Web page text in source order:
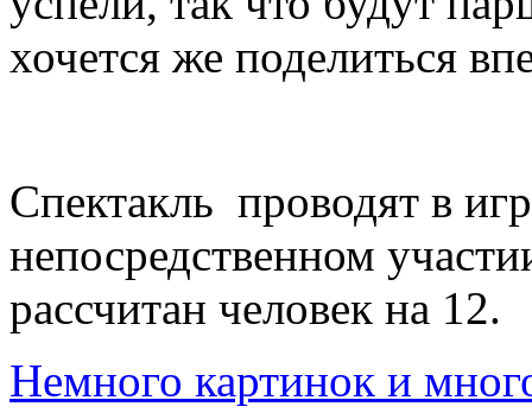
хочется же поделиться
Спектакль проводят в
непосредственном
рассчитан человек на 12.
Немного картинок и